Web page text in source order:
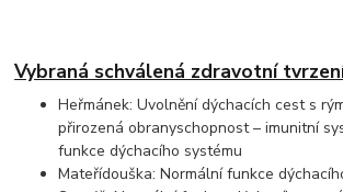
Vybraná schválená zdravotní
Heřmánek: Uvolnění dýchacích cest s
přirozená obranyschopnost – imunitní
funkce dýchacího systému
Mateřídouška: Normální funkce